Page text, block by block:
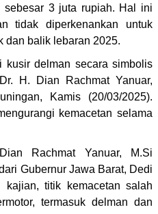
sebesar 3 juta rupiah. Hal ini
tidak diperkenankan untuk
dan balik lebaran 2025.
kusir delman secara simbolis
H. Dian Rachmat Yanuar,
Kamis (20/03/2025).
kemacetan selama
Rachmat Yanuar, M.Si
Gubernur Jawa Barat, Dedi
kajian, titik kemacetan salah
termasuk delman dan